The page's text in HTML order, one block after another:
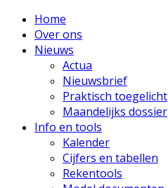
Home
Over ons
Nieuws
Actua
Nieuwsbrief
Praktisch toegelicht
Maandelijks dossier
Info en tools
Kalender
Cijfers en tabellen
Rekentools